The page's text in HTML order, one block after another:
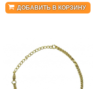
ДОБАВИТЬ В КОРЗИНУ